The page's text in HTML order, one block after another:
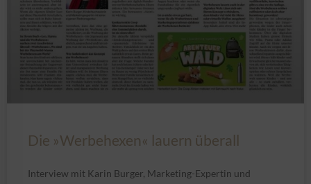
Die »Werbehexen« lauern überall
Interview mit Karin Burger, Marketing-Expertin und